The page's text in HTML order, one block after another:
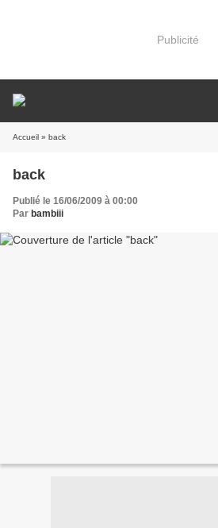
Publicité
Accueil » back
back
Publié le 16/06/2009 à 00:00
Par bambiii